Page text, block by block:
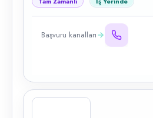
Başvuru kanalları